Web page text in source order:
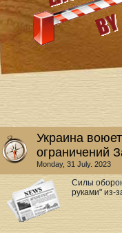
Украина
ограничений
Monday, 31 July. 2023
Силы
руками" из-